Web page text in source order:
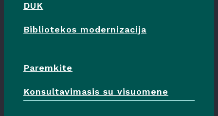
DUK
Bibliotekos modernizacija
Paremkite
Konsultavimasis su visuomene